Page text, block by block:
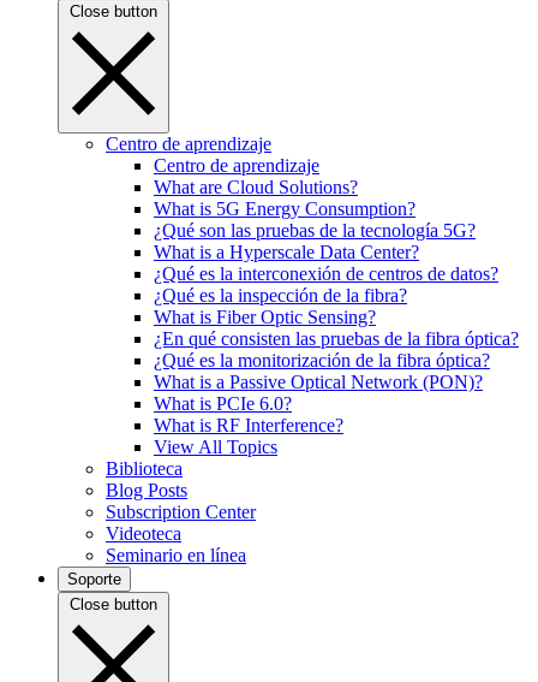
Close button
Centro de aprendizaje
Centro de aprendizaje
What are Cloud Solutions?
What is 5G Energy Consumption?
¿Qué son las pruebas de la tecnología 5G?
What is a Hyperscale Data Center?
¿Qué es la interconexión de centros de datos?
¿Qué es la inspección de la fibra?
What is Fiber Optic Sensing?
¿En qué consisten las pruebas de la fibra óptica?
¿Qué es la monitorización de la fibra óptica?
What is a Passive Optical Network (PON)?
What is PCIe 6.0?
What is RF Interference?
View All Topics
Biblioteca
Blog Posts
Subscription Center
Videoteca
Seminario en línea
Soporte
Close button